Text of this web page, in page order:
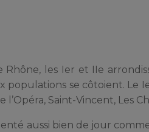
Rhône, les Ier et IIe
populations se côtoient. Le
l’Opéra, Saint-Vincent, Les
aussi bien de jour